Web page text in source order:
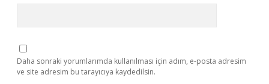
Daha sonraki yorumlarımda kullanılması için adım, e-posta adresim
ve site adresim bu tarayıcıya kaydedilsin.